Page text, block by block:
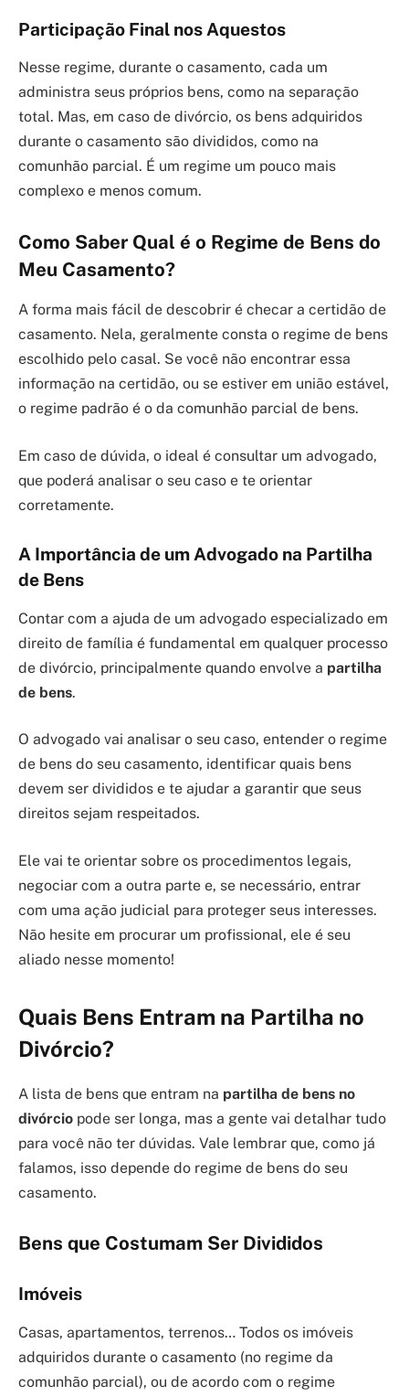
Participação Final nos Aquestos
Nesse regime, durante o casamento, cada um
administra seus próprios bens, como na separação
total. Mas, em caso de divórcio, os bens adquiridos
durante o casamento são divididos, como na
comunhão parcial. É um regime um pouco mais
complexo e menos comum.
Como Saber Qual é o Regime de Bens do
Meu Casamento?
A forma mais fácil de descobrir é checar a certidão de
casamento. Nela, geralmente consta o regime de bens
escolhido pelo casal. Se você não encontrar essa
informação na certidão, ou se estiver em união estável,
o regime padrão é o da comunhão parcial de bens.
Em caso de dúvida, o ideal é consultar um advogado,
que poderá analisar o seu caso e te orientar
corretamente.
A Importância de um Advogado na Partilha
de Bens
Contar com a ajuda de um advogado especializado em
direito de família é fundamental em qualquer processo
de divórcio, principalmente quando envolve a partilha
de bens.
O advogado vai analisar o seu caso, entender o regime
de bens do seu casamento, identificar quais bens
devem ser divididos e te ajudar a garantir que seus
direitos sejam respeitados.
Ele vai te orientar sobre os procedimentos legais,
negociar com a outra parte e, se necessário, entrar
com uma ação judicial para proteger seus interesses.
Não hesite em procurar um profissional, ele é seu
aliado nesse momento!
Quais Bens Entram na Partilha no
Divórcio?
A lista de bens que entram na partilha de bens no
divórcio pode ser longa, mas a gente vai detalhar tudo
para você não ter dúvidas. Vale lembrar que, como já
falamos, isso depende do regime de bens do seu
casamento.
Bens que Costumam Ser Divididos
Imóveis
Casas, apartamentos, terrenos… Todos os imóveis
adquiridos durante o casamento (no regime da
comunhão parcial), ou de acordo com o regime